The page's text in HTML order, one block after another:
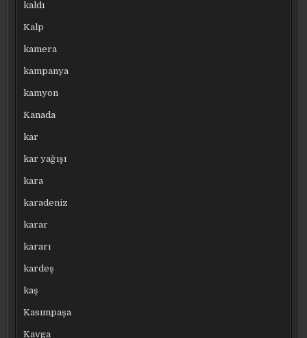
kaldı
Kalp
kamera
kampanya
kamyon
Kanada
kar
kar yağışı
kara
karadeniz
karar
kararı
kardeş
kaş
Kasımpaşa
Kavga